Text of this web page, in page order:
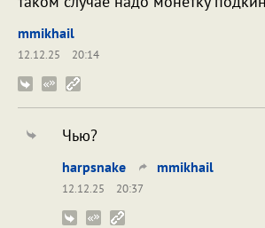
mmikhail
12.12.25
20:14
Чью?
harpsnake mmikhail
12.12.25
20:37